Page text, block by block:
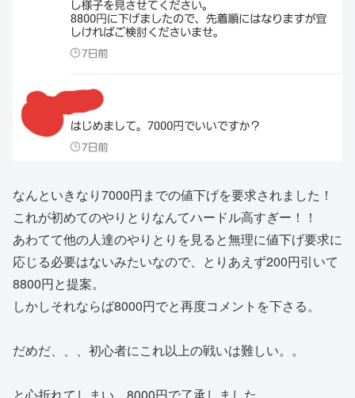
なんといきなり7000円までの値下げを要求されました！
これが初めてのやりとりなんてハードル高すぎー！！
あわてて他の人達のやりとりを見ると無理に値下げ要求に
応じる必要はないみたいなので、とりあえず200円引いて
8800円と提案。
しかしそれならば8000円でと再度コメントを下さる。
だめだ、、、初心者にこれ以上の戦いは難しい。。